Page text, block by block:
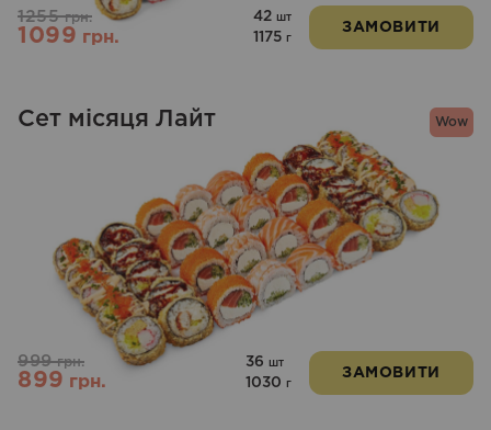
1255грн.
1099грн.
42 шт
1175 г
ЗАМОВИТИ
Wow
Сет місяця Лайт
999грн.
899грн.
36 шт
1030 г
ЗАМОВИТИ